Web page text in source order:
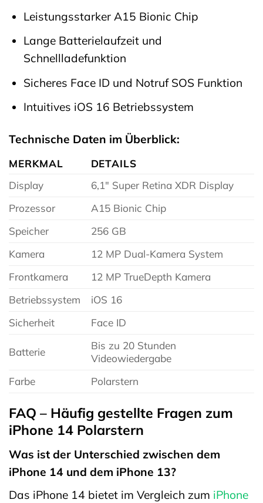
Leistungsstarker A15 Bionic Chip
Lange Batterielaufzeit und
Schnellladefunktion
Sicheres Face ID und Notruf SOS Funktion
Intuitives iOS 16 Betriebssystem
Technische Daten im Überblick:
MERKMAL
DETAILS
Display
6,1″ Super Retina XDR Display
Prozessor
A15 Bionic Chip
Speicher
256 GB
Kamera
12 MP Dual-Kamera System
Frontkamera
12 MP TrueDepth Kamera
Betriebssystem
iOS 16
Sicherheit
Face ID
Batterie
Bis zu 20 Stunden
Videowiedergabe
Farbe
Polarstern
FAQ – Häufig gestellte Fragen zum
iPhone 14 Polarstern
Was ist der Unterschied zwischen dem
iPhone 14 und dem iPhone 13?
Das iPhone 14 bietet im Vergleich zum iPhone